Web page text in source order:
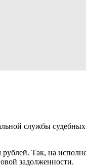
службы судебных
Так, на
задолженности.